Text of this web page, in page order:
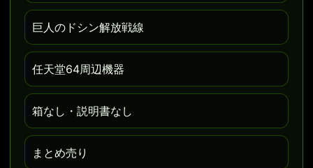
巨人のドシン解放戦線
任天堂64周辺機器
箱なし・説明書なし
まとめ売り